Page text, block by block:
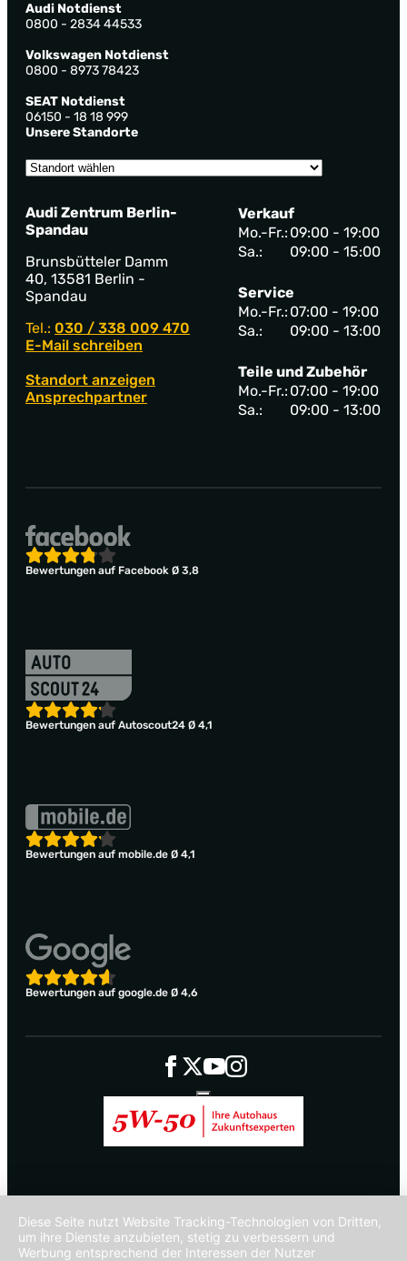
Audi Notdienst
0800 - 2834 44533
Volkswagen Notdienst
0800 - 8973 78423
SEAT Notdienst
06150 - 18 18 999
Unsere Standorte
Audi Zentrum Berlin-
Spandau
Brunsbütteler Damm
40, 13581 Berlin -
Spandau
Tel.: 030 / 338 009 470
E-Mail schreiben
Standort anzeigen
Ansprechpartner
Verkauf
Mo.-Fr.: 09:00 - 19:00
Sa.:
09:00 - 15:00
Service
Mo.-Fr.: 07:00 - 19:00
Sa.:
09:00 - 13:00
Teile und Zubehör
Mo.-Fr.: 07:00 - 19:00
Sa.:
09:00 - 13:00
Bewertungen auf Facebook Ø 3,8
Bewertungen auf Autoscout24 Ø 4,1
Bewertungen auf mobile.de Ø 4,1
Bewertungen auf google.de Ø 4,6
Diese Seite nutzt Website Tracking-Technologien von Dritten,
um ihre Dienste anzubieten, stetig zu verbessern und
Werbung entsprechend der Interessen der Nutzer